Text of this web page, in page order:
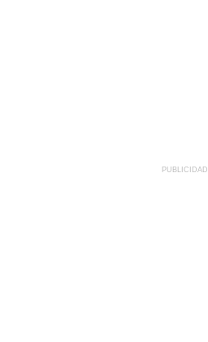
PUBLICIDAD